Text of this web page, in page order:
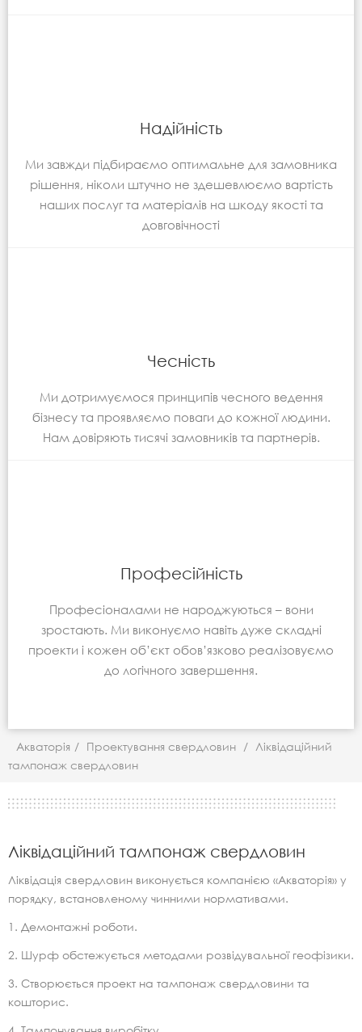
Надійність
Ми завжди підбираємо оптимальне для замовника
рішення, ніколи штучно не здешевлюємо вартість
наших послуг та матеріалів на шкоду якості та
довговічності
Чесність
Ми дотримуємося принципів чесного ведення
бізнесу та проявляємо поваги до кожної людини.
Нам довіряють тисячі замовників та партнерів.
Професійність
Професіоналами не народжуються – вони
зростають. Ми виконуємо навіть дуже складні
проекти і кожен об’єкт обов’язково реалізовуємо
до логічного завершення.
Акваторія / Проектування свердловин / Ліквідаційний
тампонаж свердловин
Ліквідаційний тампонаж свердловин
Ліквідація свердловин виконується компанією «Акваторія» у
порядку, встановленому чинними нормативами.
Демонтажні роботи.
Шурф обстежується методами розвідувальної геофізики.
Створюється проект на тампонаж свердловини та
кошторис.